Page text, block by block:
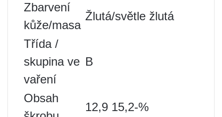
Zbarvení
kůže/masa
Žlutá/světle žlutá
Třída /
skupina ve
vaření
B
Obsah
12,9 15,2-%